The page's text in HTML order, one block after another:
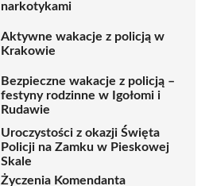
narkotykami
Aktywne wakacje z policją w
Krakowie
Bezpieczne wakacje z policją –
festyny rodzinne w Igołomi i
Rudawie
Uroczystości z okazji Święta
Policji na Zamku w Pieskowej
Skale
Życzenia Komendanta